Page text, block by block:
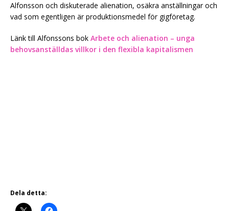
Alfonsson och diskuterade alienation, osäkra anställningar och
vad som egentligen är produktionsmedel för gigföretag.
Länk till Alfonssons bok Arbete och alienation – unga
behovsanställdas villkor i den flexibla kapitalismen
Dela detta: